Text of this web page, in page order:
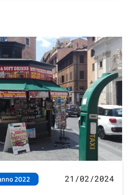
2022 21/02/2024